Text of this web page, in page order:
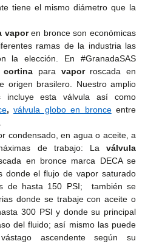
tiene el mismo diámetro que la
vaporen bronce son económicas
ramas de la industria las
la elección. En #GranadaSAS
cortina para vaporroscada en
origen brasilero. Nuestro amplio
incluye esta válvula así como
, válvula globo en bronceentre
condensado, en agua o aceite, a
de trabajo:
Laválvula
en bronce marca DECA se
donde el flujo de vapor saturado
de hasta 150 PSI; también se
donde se trabaje con aceite o
300 PSI y donde su principal
del fluido; así mismo las puede
ascendente según su